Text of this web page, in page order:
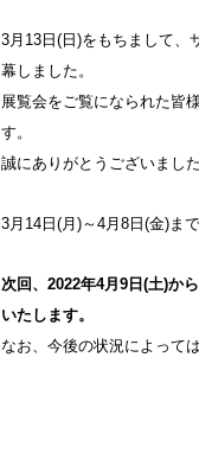
3月13日(日)をもちまして
幕しました。
展覧会をご覧になられた皆
す。
誠にありがとうございました
3月14日(月)～4月8日(金)ま
次回、2022年4月9日(土)か
いたします。
なお、今後の状況によって